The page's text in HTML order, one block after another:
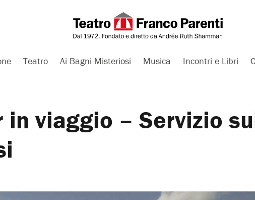
Teatro Ai Bagni Misteriosi Musica Incontri e Libri
in viaggio – Servizio